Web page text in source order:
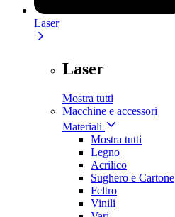
Laser
Laser
Mostra tutti
Macchine e accessori
Materiali
Mostra tutti
Legno
Acrilico
Sughero e Cartone
Feltro
Vinili